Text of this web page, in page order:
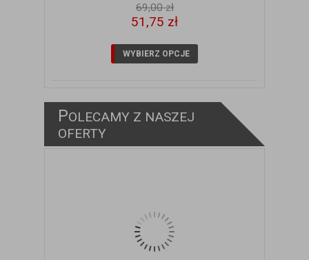
69,00 zł
51,75 zł
WYBIERZ OPCJE
POLECAMY Z NASZEJ
OFERTY
ZOBACZ SZCZEGÓŁY